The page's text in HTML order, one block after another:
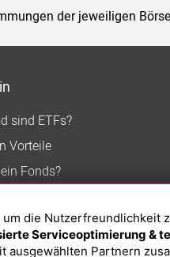
der jeweiligen
sind ETFs?
Vorteile
Fonds?
die Nutzerfreundlichkeit
Serviceoptimierung &
ausgewählten Partnern